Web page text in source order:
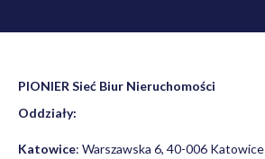
PIONIER Sieć Biur Nieruchomości
Oddziały:
Katowice: Warszawska 6, 40-006 Katowice